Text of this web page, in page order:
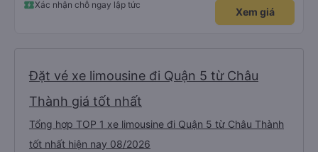
quy định rõ ràng về việc giữ im lặng (tắt âm thanh điện thoại) vào ban đêm
để tránh làm phiền hành khách khác ngủ. Ngoài ra, nhà xe nên dán sẵn mật
khẩu Wi-Fi trong xe để hành khách dễ dàng sử dụng. Tôi vẫn sẽ tiếp tục ủng
Xác nhận chỗ ngay lập tức
Xem giá
Đặt vé xe limousine đi Quận 5 từ Châu
Thành giá tốt nhất
Tổng hợp TOP 1 xe limousine đi Quận 5 từ Châu Thành
tốt nhất hiện nay 08/2026